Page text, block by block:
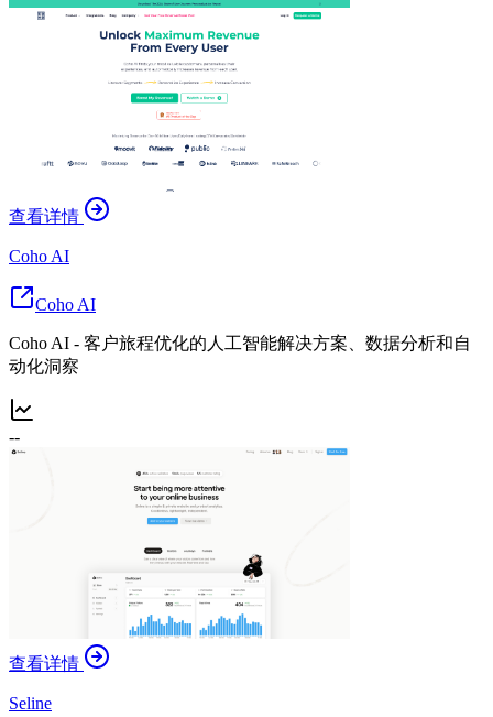
查看详情
Coho AI
Coho AI
Coho AI - 客户旅程优化的人工智能解决方案、数据分析和自
动化洞察
--
查看详情
Seline